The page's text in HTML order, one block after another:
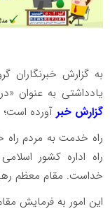
به گزارش خبرنگاران
یادداشتی به عنوان
گزارش خبر آورده است؛
راه خدمت به مردم راه
راه اداره کشور
خداست. مقام معظم
این امور به فرمایش